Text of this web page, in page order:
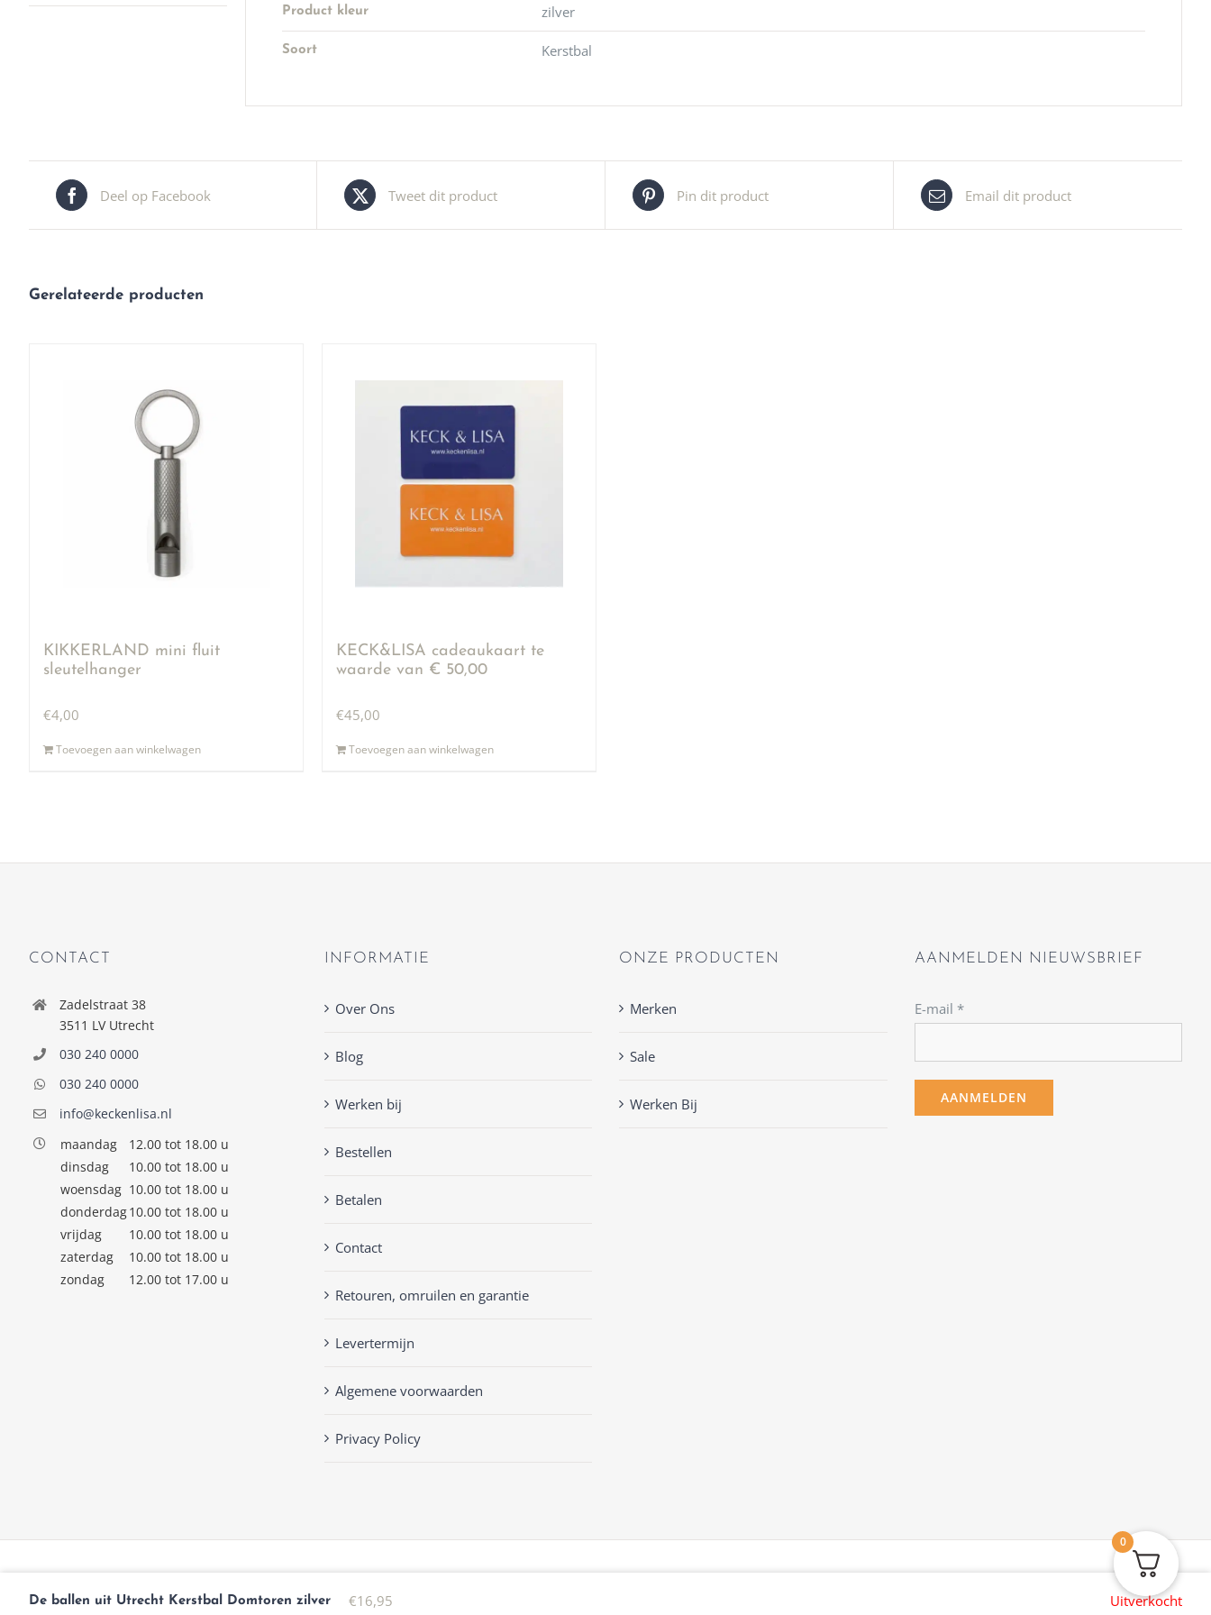
De ballen uit Utrecht Kerstbal Domtoren zilver €16,95 Uitverkocht
Product kleur zilver
Soort Kerstbal
Deel op Facebook Tweet dit product Pin dit product Email dit product
Gerelateerde producten
KIKKERLAND mini fluit
sleutelhanger
€4,00
Toevoegen aan winkelwagen
KECK&LISA cadeaukaart te
waarde van € 50,00
€45,00
Toevoegen aan winkelwagen
CONTACT
Zadelstraat 38
3511 LV Utrecht
030 240 0000
030 240 0000
info@keckenlisa.nl
maandag
12.00 tot 18.00 u
dinsdag
10.00 tot 18.00 u
woensdag 10.00 tot 18.00 u
donderdag10.00 tot 18.00 u
vrijdag
10.00 tot 18.00 u
zaterdag
10.00 tot 18.00 u
zondag
12.00 tot 17.00 u
INFORMATIE
Over Ons
Blog
Werken bij
Bestellen
Betalen
Contact
Retouren, omruilen en garantie
Levertermijn
Algemene voorwaarden
Privacy Policy
ONZE PRODUCTEN
Merken
Sale
Werken Bij
AANMELDEN NIEUWSBRIEF
E-mail *
0